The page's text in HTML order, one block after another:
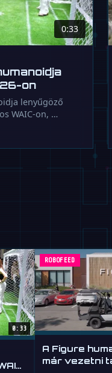
0:33
on
lenyűgöző
WAIC-on, …
0:33
ROBOFEED
A Figure
már vezetni